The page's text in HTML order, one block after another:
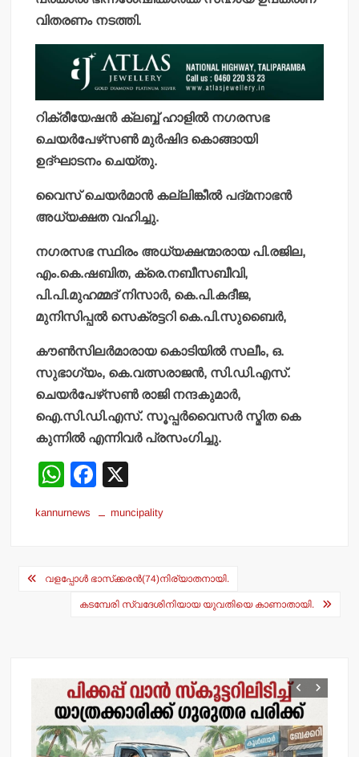
വിതരണം നടത്തി.
റിക്രീയേഷന്‍ ക്ലബ്ബ് ഹാളില്‍ നഗരസഭ
ചെയര്‍പേഴ്‌സണ്‍ മുര്‍ഷിദ കൊങ്ങായി
ഉദ്ഘാടനം ചെയ്തു.
വൈസ് ചെയര്‍മാന്‍ കല്ലിങ്കീല്‍ പദ്മനാഭന്‍
അധ്യക്ഷത വഹിച്ചു.
നഗരസഭ സ്ഥിരം അധ്യക്ഷന്മാരായ പി.രജില,
എം.കെ.ഷബിത, ക്രെ.നബീസബീവി,
പി.പി.മുഹമ്മദ് നിസാര്‍, കെ.പി.കദീജ,
മുനിസിപ്പല്‍ സെക്രട്ടറി കെ.പി.സുബൈര്‍,
കൗണ്‍സിലര്‍മാരായ കൊടിയില്‍ സലീം, ഒ.
സുഭാഗ്യം, കെ.വത്സരാജന്‍, സി.ഡി.എസ്.
ചെയര്‍പേഴ്‌സണ്‍ രാജി നന്ദകുമാര്‍,
ഐ.സി.ഡി.എസ്. സൂപ്പര്‍വൈസര്‍ സ്മിത കെ
കുന്നില്‍ എന്നിവര്‍ പ്രസംഗിച്ചു.
W
at
A
F
c
b
o
kannurnews muncipality
Post
navigation
വളപ്പോള്‍ ഭാസ്‌ക്കരന്‍(74)നിര്യാതനായി.
കടമ്പേരി സ്വദേശിനിയായ യുവതിയെ കാണാതായി.